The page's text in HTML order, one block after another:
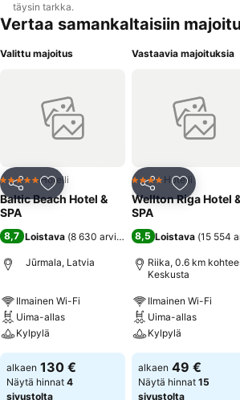
täysin tarkka.
Vertaa samankaltaisiin
Valittu majoitus
Jaa Lisää suosikkeihin
5 Tähtiluokitus
Hotelli
Baltic Beach Hotel &
SPA
8,7 Loistava (8 630 arviota )
Jūrmala, Latvia
Ilmainen Wi-Fi
Uima-allas
Kylpylä
alkaen 130 €
Näytä hinnat 4
sivustolta
Vastaavia majoituksia
Jaa Lisää
4 Tähtiluokitus
Hotelli
Wellton Riga Hotel
SPA
8,5 Loistava (15 554
Riika, 0.6 km
Keskusta
Ilmainen Wi-Fi
Uima-allas
Kylpylä
alkaen 49 €
Näytä hinnat 15
sivustolta